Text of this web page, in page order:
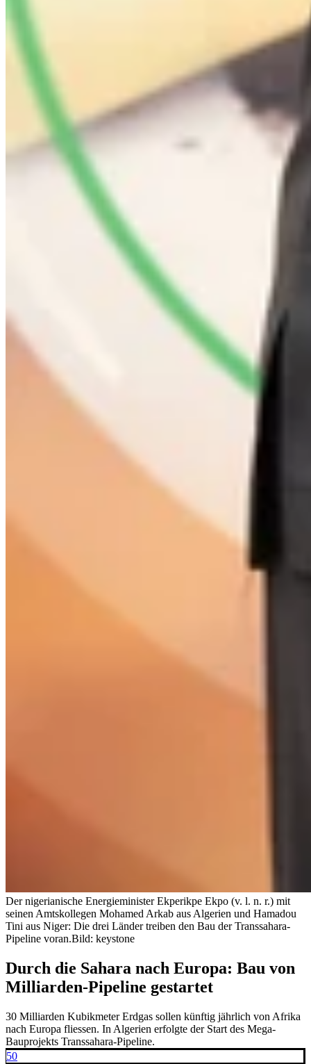
Der nigerianische Energieminister Ekperikpe Ekpo (v. l. n. r.) mit
seinen Amtskollegen Mohamed Arkab aus Algerien und Hamadou
Tini aus Niger: Die drei Länder treiben den Bau der Transsahara-
Pipeline voran.Bild: keystone
Durch die Sahara nach Europa: Bau von
Milliarden-Pipeline gestartet
30 Milliarden Kubikmeter Erdgas sollen künftig jährlich von Afrika
nach Europa fliessen. In Algerien erfolgte der Start des Mega-
Bauprojekts Transsahara-Pipeline.
50